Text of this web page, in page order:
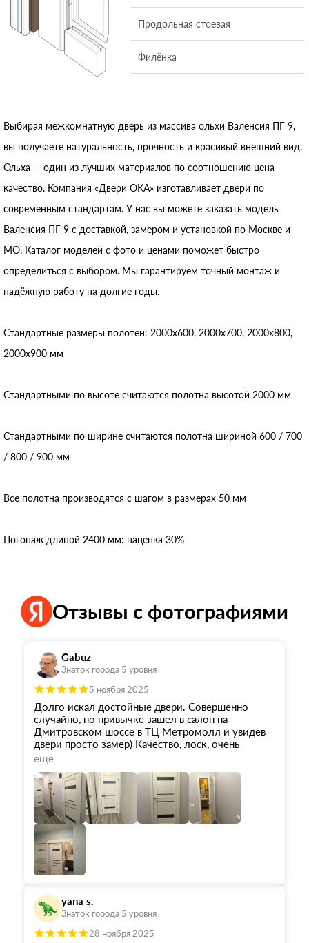
Продольная стоевая
Филёнка
Выбирая межкомнатную дверь из массива ольхи Валенсия ПГ 9,
вы получаете натуральность, прочность и красивый внешний вид.
Ольха — один из лучших материалов по соотношению цена-
качество. Компания «Двери ОКА» изготавливает двери по
современным стандартам. У нас вы можете заказать модель
Валенсия ПГ 9 с доставкой, замером и установкой по Москве и
МО. Каталог моделей с фото и ценами поможет быстро
определиться с выбором. Мы гарантируем точный монтаж и
надёжную работу на долгие годы.
Стандартные размеры полотен: 2000x600, 2000x700, 2000x800,
2000x900 мм
Стандартными по высоте считаются полотна высотой 2000 мм
Стандартными по ширине считаются полотна шириной 600 / 700
/ 800 / 900 мм
Все полотна производятся с шагом в размерах 50 мм
Погонаж длиной 2400 мм: наценка 30%
Отзывы с фотографиями
Gabuz
Знаток города 5 уровня
5 ноября 2025
Долго искал достойные двери. Совершенно
случайно, по привычке зашел в салон на
Дмитровском шоссе в ТЦ Метромолл и увидев
двери просто замер) Качество, лоск, очень
богатый и достойный вид... Консультант Сергей
подробно рассказал о производителе, показал
каталог.
В салоне немного дверей представлено, но
достаточно, чтобы судить о качестве. Вечером с
женой выбрали с сайта понравившиеся. Обещали
доставить в течение 60 дней, но привезли
гораздо раньше.
Одним словом очень доволен. Совершенно
другой вид в квартире.
еще
yana s.
Знаток города 5 уровня
28 ноября 2025